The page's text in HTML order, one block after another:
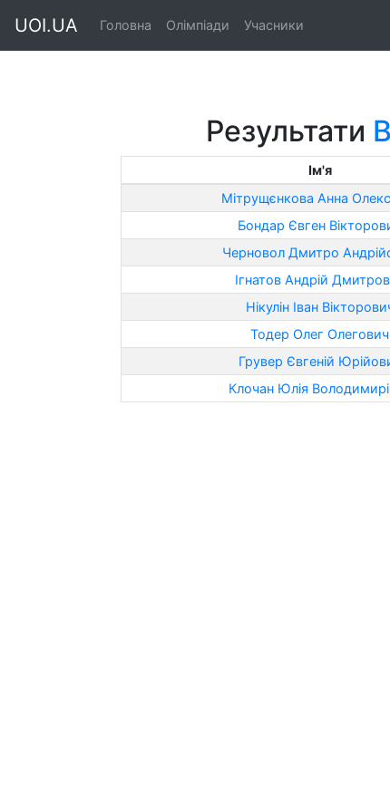
UOI.UA Головна Олімпіади Учасники
Результати
Ім'я
Мітрущєнкова Анна
Бондар Євген
Черновол Дмитро
Ігнатов Андрій
Нікулін Іван
Тодер Олег Олегович
Грувер Євгеній
Клочан Юлія